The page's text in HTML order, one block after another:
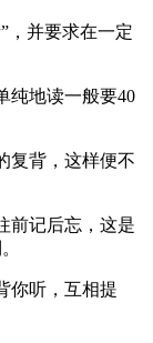
，并要求在一定
纯地读一般要40
复背，这样便不
前记后忘，这是
你听，互相提